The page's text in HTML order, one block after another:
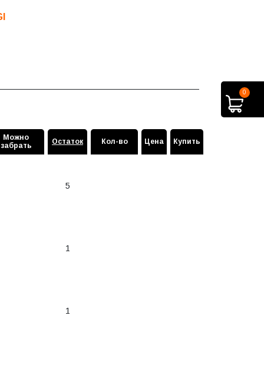
Можно
забрать
Остаток Кол-во Цена Купить
5
1
1
0